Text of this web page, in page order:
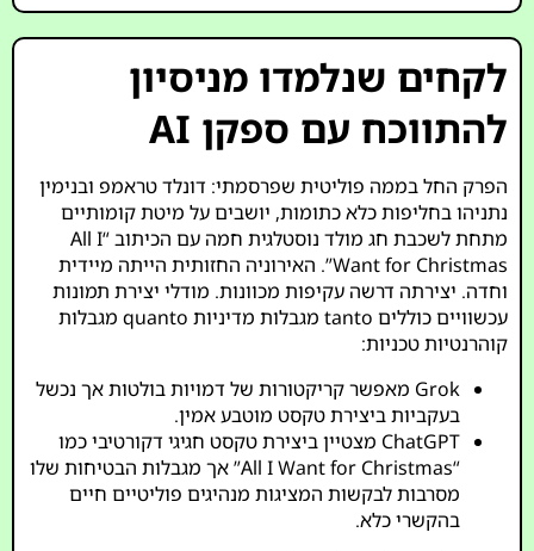
לקחים שנלמדו מניסיון
להתווכח עם ספקן AI
הפרק החל בממה פוליטית שפרסמתי: דונלד טראמפ ובנימין
נתניהו בחליפות כלא כתומות, יושבים על מיטת קומותיים
מתחת לשכבת חג מולד נוסטלגית חמה עם הכיתוב “All I
Want for Christmas”. האירוניה החזותית הייתה מיידית
וחדה. יצירתה דרשה עקיפות מכוונות. מודלי יצירת תמונות
עכשוויים כוללים tanto מגבלות מדיניות quanto מגבלות
קוהרנטיות טכניות:
Grok מאפשר קריקטורות של דמויות בולטות אך נכשל
בעקביות ביצירת טקסט מוטבע אמין.
ChatGPT מצטיין ביצירת טקסט חגיגי דקורטיבי כמו
“All I Want for Christmas” אך מגבלות הבטיחות שלו
מסרבות לבקשות המציגות מנהיגים פוליטיים חיים
בהקשרי כלא.